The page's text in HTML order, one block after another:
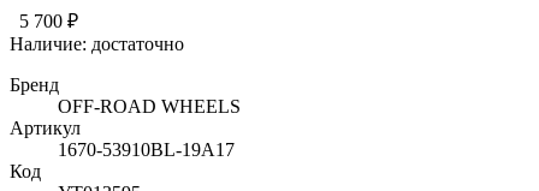
5 700 ₽
Наличие: достаточно
Бренд
OFF-ROAD WHEELS
Артикул
1670-53910BL-19A17
Код